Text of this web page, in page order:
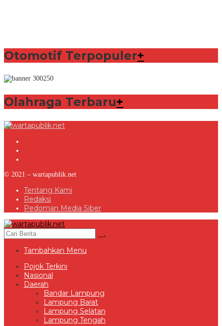
Otomotif Terpopuler+
Olahraga Terbaru+
© 2021 – wartapublik.net
Tentang Kami
Redaksi
Pedoman Media Siber
Tambahkan Menu
Pojok Terkini
Nasional
Daerah
Bandar Lampung
Lampung Barat
Lampung Selatan
Lampung Tengah